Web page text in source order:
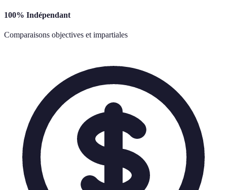
100% Indépendant
Comparaisons objectives et impartiales